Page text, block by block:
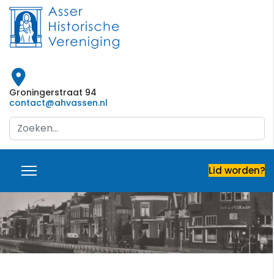
Groningerstraat 94
contact@ahvassen.nl
Search
...
Lid worden?